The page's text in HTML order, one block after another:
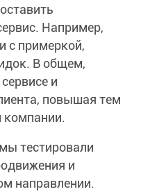
Например,
с примеркой,
В общем,
и
повышая тем
компании.
тестировали
и
направлении.